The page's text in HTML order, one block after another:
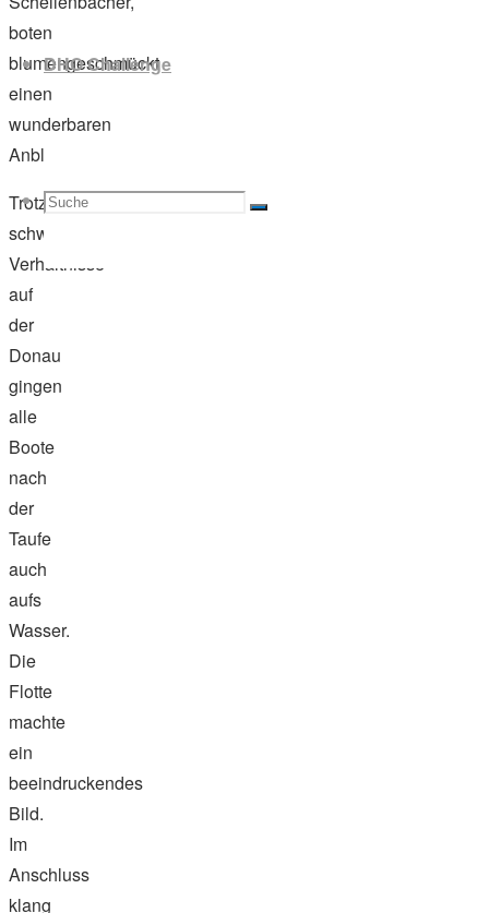
DHO Challenge
Suche
Suchen
Suche
boten
blumengeschmückt
einen
wunderbaren
Anblick.
Trotz
schwieriger
Verhältnisse
auf
der
Donau
gingen
alle
Boote
nach
der
Taufe
auch
aufs
Wasser.
Die
Flotte
machte
ein
beeindruckendes
Bild.
Im
Anschluss
klang